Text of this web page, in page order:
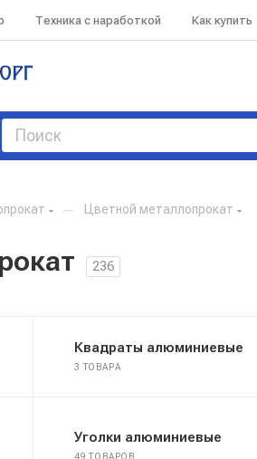
Техника с наработкой Как купить
— Цветной металлопрокат
236
Квадраты алюминиевые
3 ТОВАРА
Уголки алюминиевые
49 ТОВАРОВ